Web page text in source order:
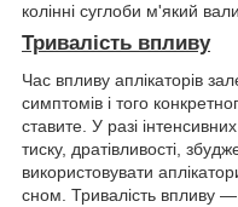
колінні суглоби м'який
Тривалість впливу
Час впливу аплікаторів
симптомів і того
ставите. У разі
тиску, дратівливості,
використовувати
сном. Тривалість впливу